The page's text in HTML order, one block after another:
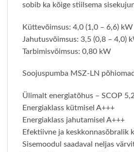
sobib ka kõige stiilsema
Küttevõimsus: 4,0 (1,0 – 6,6) kW
Jahutusvõimsus: 3,5 (0,8 – 4,0)
Tarbimisvõimsus: 0,80 kW
Soojuspumba MSZ-LN
Ülimalt energiatõhus – SCOP
Energiaklass kütmisel A+++
Energiaklass jahutamisel A+++
Efektiivne ja keskkonnasõbralik
Sisemoodul saadaval neljas